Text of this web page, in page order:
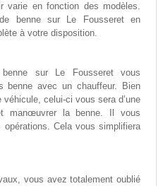
varie en fonction des modèles.
benne sur Le Fousseret en
à votre disposition.
sur Le Fousseret vous
benne avec un chauffeur. Bien
celui-ci vous sera d’une
manœuvrer la benne. Il vous
Cela vous simplifiera
vous avez totalement oublié